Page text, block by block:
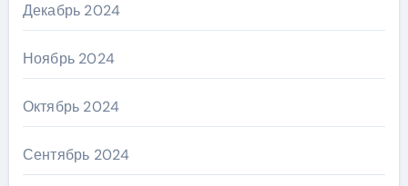
Декабрь 2024
Ноябрь 2024
Октябрь 2024
Сентябрь 2024